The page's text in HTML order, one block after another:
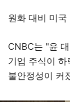
원화 대비 미국
CNBC는 "윤
기업 주식이 하
불안정성이 커